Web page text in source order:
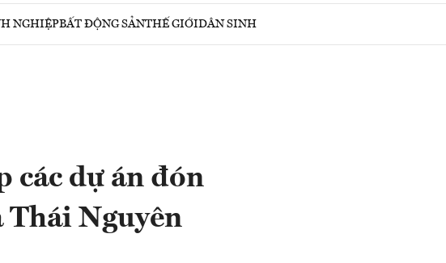
NGHIỆPBẤT ĐỘNG SẢNTHẾ GIỚIDÂN SINH
các dự án đón
Thái Nguyên